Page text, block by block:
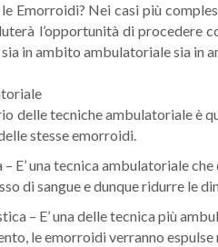
Emorroidi? Nei casi più
l’opportunità di procedere
in ambito ambulatoriale sia in
delle tecniche ambulatoriale è
stesse emorroidi.
– E’ una tecnica ambulatoriale
di sangue e dunque ridurre le
– E’ una delle tecnica più
le emorroidi verranno